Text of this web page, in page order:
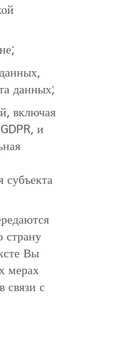
данных;
включая
и
субъекта
страну
Вы
мерах
связи с